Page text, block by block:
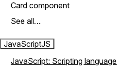
Card component
See all…
JavaScriptJS
JavaScript: Scripting language